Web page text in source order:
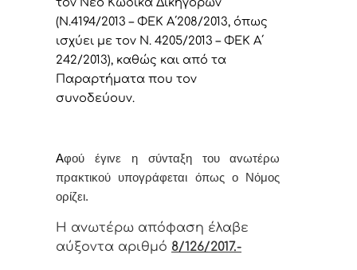
(Ν.4194/2013 – ΦΕΚ Α΄208/2013, όπως
ισχύει με τον Ν. 4205/2013 – ΦΕΚ Α΄
242/2013), καθώς και από τα
Παραρτήματα που τον
συνοδεύουν.
Αφoύ έγιvε η σύvταξη τoυ αvωτέρω
πρακτικoύ υπoγράφεται όπως o Νόμoς
oρίζει.
Η αvωτέρω απόφαση έλαβε
αύξοντα αριθμό 8/126/2017.-